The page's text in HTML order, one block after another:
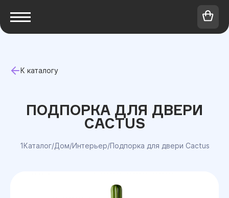
К каталогу
ПОДПОРКА ДЛЯ ДВЕРИ
CACTUS
1Каталог/Дом/Интерьер/Подпорка для двери Cactus